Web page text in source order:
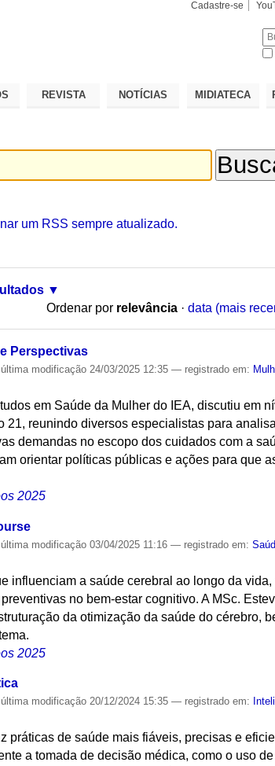
Cadastre-se
REVISTA NOTÍCIAS MIDIATECA
um RSS sempre atualizado.
Ordenar por relevância · data (mais
Perspectivas
última modificação 24/03/2025 12:35— registrado em:
em Saúde da Mulher do IEA, discutiu em
reunindo diversos especialistas para
demandas no escopo dos cuidados com a
orientar políticas públicas e ações para que
2025
última modificação 03/04/2025 11:16— registrado em:
influenciam a saúde cerebral ao longo da
no bem-estar cognitivo. A MSc.
da otimização da saúde do cérebro,
2025
última modificação 20/12/2024 15:35— registrado em:
práticas de saúde mais fiáveis, precisas e
a tomada de decisão médica, como o uso